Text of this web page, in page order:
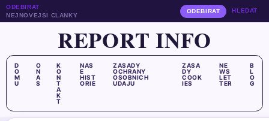
ODEBIRAT
NEJNOVEJSI CLANKY
ODEBIRAT HLEDAT
REPORT INFO
D
O
M
U
O
N
A
S
K
O
N
T
A
K
T
NAS
E
HIST
ORIE
ZASADY
OCHRANY
OSOBNICH
UDAJU
ZASA
DY
COOK
IES
NE
WS
LET
TER
B
L
O
G